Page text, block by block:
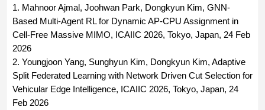
1. Mahnoor Ajmal, Joohwan Park, Dongkyun Kim, GNN-
Based Multi-Agent RL for Dynamic AP-CPU Assignment in
Cell-Free Massive MIMO, ICAIIC 2026, Tokyo, Japan, 24 Feb
2026
2. Youngjoon Yang, Sunghyun Kim, Dongkyun Kim, Adaptive
Split Federated Learning with Network Driven Cut Selection for
Vehicular Edge Intelligence, ICAIIC 2026, Tokyo, Japan, 24
Feb 2026